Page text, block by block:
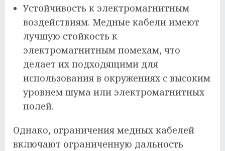
Устойчивость к электромагнитным
воздействиям. Медные кабели имеют
лучшую стойкость к
электромагнитным помехам, что
делает их подходящими для
использования в окружениях с высоким
уровнем шума или электромагнитных
полей.
Однако, ограничения медных кабелей
включают ограниченную дальность